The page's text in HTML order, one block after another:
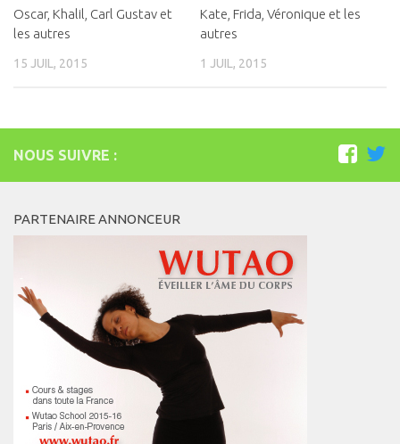
Oscar, Khalil, Carl Gustav et
les autres
15 JUIL, 2015
Kate, Frida, Véronique et les
autres
1 JUIL, 2015
NOUS SUIVRE :
PARTENAIRE ANNONCEUR